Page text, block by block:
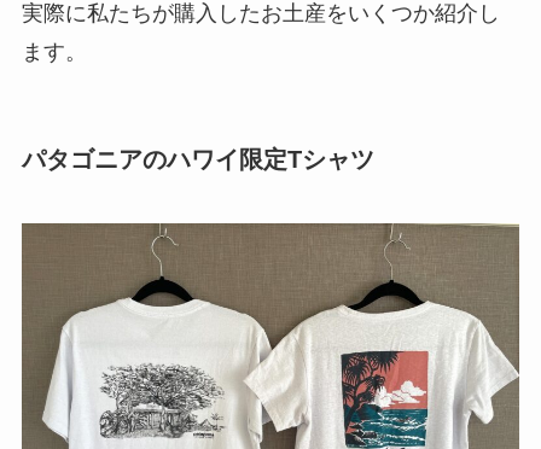
実際に私たちが購入したお土産をいくつか紹介し
ます。
パタゴニアのハワイ限定Tシャツ